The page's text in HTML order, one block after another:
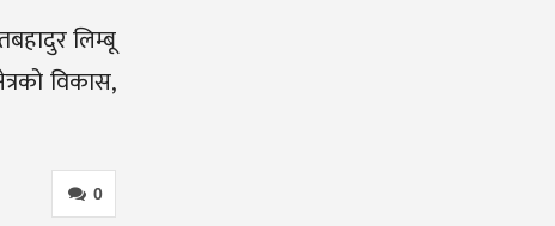
लिम्बू
विकास,
0